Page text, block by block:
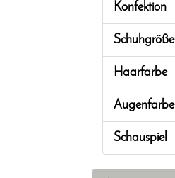
Konfektion
Schuhgröße
Haarfarbe
Augenfarbe
Schauspiel